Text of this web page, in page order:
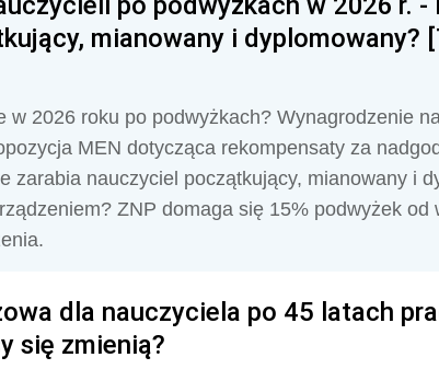
mianowany i dyplomowany?
w 2026 roku po podwyżkach? Wynagrodzenie
MEN dotycząca rekompensaty za
zarabia nauczyciel początkujący, mianowany i
ZNP domaga się 15% podwyżek od
dla nauczyciela po 45 latach
się zmienią?